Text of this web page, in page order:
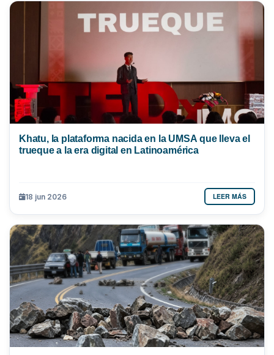
Khatu, la plataforma nacida en la UMSA que lleva el
trueque a la era digital en Latinoamérica
18 jun 2026 LEER MÁS